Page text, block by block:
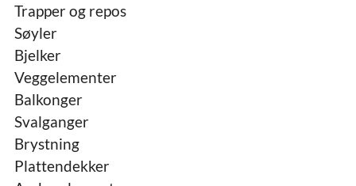
Trapper og repos
Søyler
Bjelker
Veggelementer
Balkonger
Svalganger
Brystning
Plattendekker